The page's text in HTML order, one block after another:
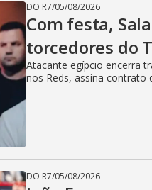
DO R7/05/08/2026
Com festa,
torcedores do
Atacante egípcio encerra
nos Reds, assina contrato
DO R7/05/08/2026